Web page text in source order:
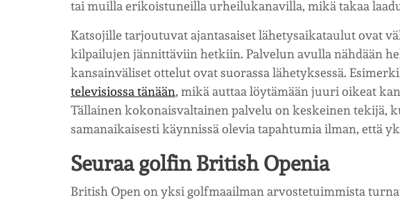
tai muilla erikoistuneilla urheilukanavilla, mikä takaa
Katsojille tarjoutuvat ajantasaiset lähetysaikataulut ovat
kilpailujen jännittäviin hetkiin. Palvelun avulla nähdään
kansainväliset ottelut ovat suorassa lähetyksessä.
televisiossa tänään, mikä auttaa löytämään juuri oikeat
Tällainen kokonaisvaltainen palvelu on keskeinen tekijä,
samanaikaisesti käynnissä olevia tapahtumia ilman, että
Seuraa golfin British Openia
British Open on yksi golfmaailman arvostetuimmista